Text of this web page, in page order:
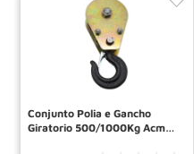
Conjunto Polia e Gancho
Giratorio 500/1000Kg Acm